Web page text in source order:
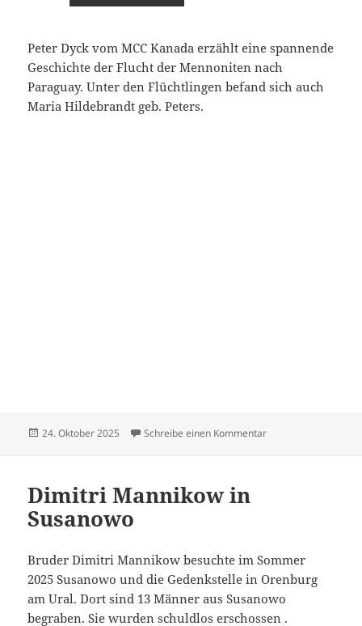
Peter Dyck vom MCC Kanada erzählt eine spannende
Geschichte der Flucht der Mennoniten nach
Paraguay. Unter den Flüchtlingen befand sich auch
Maria Hildebrandt geb. Peters.
Veröffentlicht
24. Oktober 2025 Schreibe einen Kommentarzu Hildebrandt
Dimitri Mannikow in
Susanowo
Bruder Dimitri Mannikow besuchte im Sommer
2025 Susanowo und die Gedenkstelle in Orenburg
am Ural. Dort sind 13 Männer aus Susanowo
begraben. Sie wurden schuldlos erschossen .